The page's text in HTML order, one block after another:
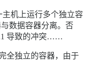
机上运行多个独立容
数据容器分离。否
导致的冲突……
全独立的容器，由于